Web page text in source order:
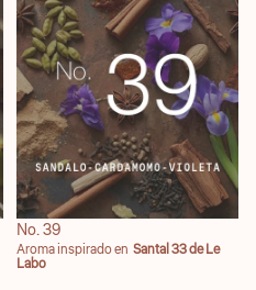
No. 39
No. 39
Aroma inspirado en Santal 33 de Le
Labo